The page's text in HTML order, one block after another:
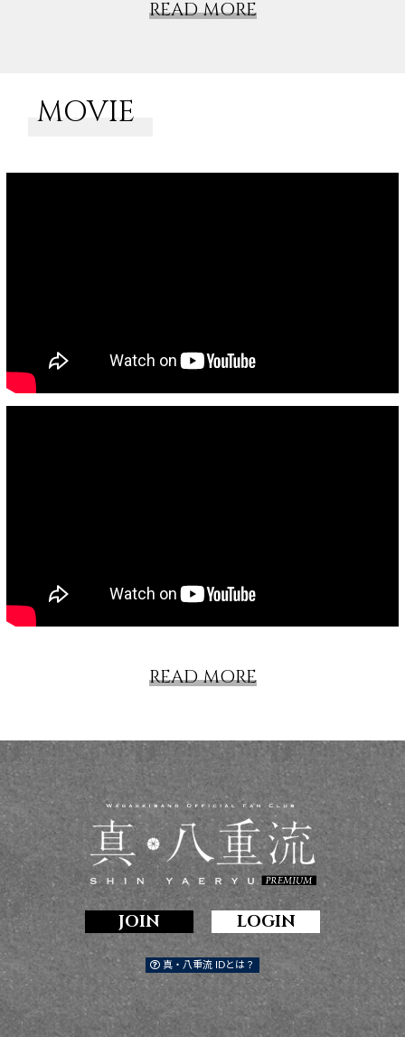
READ MORE
MOVIE
READ MORE
JOIN LOGIN
真・八重流 IDとは？